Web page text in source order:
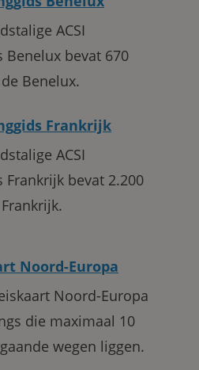
ACSI
Benelux bevat 670
Benelux.
Frankrijk
ACSI
Frankrijk bevat 2.200
Noord-Europa
Noord-Europa
die maximaal 10
wegen liggen.